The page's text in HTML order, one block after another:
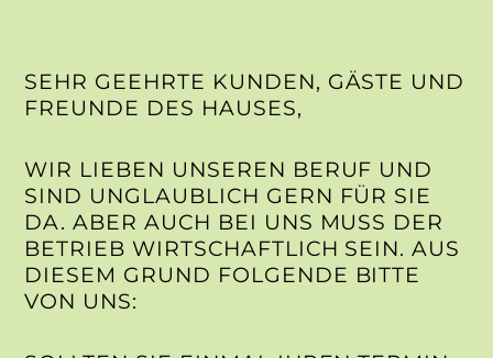
SEHR GEEHRTE KUNDEN, GÄSTE UND
FREUNDE DES HAUSES,
WIR LIEBEN UNSEREN BERUF UND
SIND UNGLAUBLICH GERN FÜR SIE
DA. ABER AUCH BEI UNS MUSS DER
BETRIEB WIRTSCHAFTLICH SEIN. AUS
DIESEM GRUND FOLGENDE BITTE
VON UNS: